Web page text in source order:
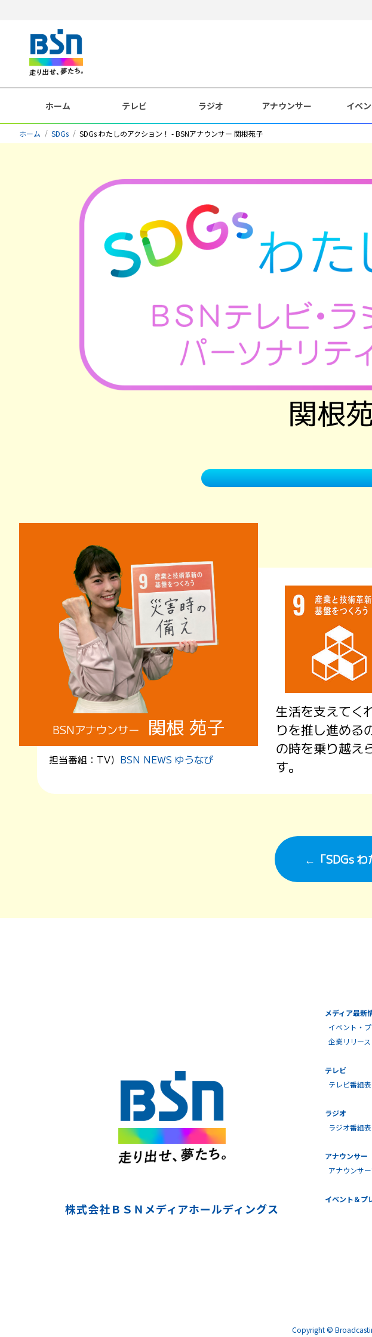
ホーム テレビ ラジオ アナウンサー イベ
ホーム SDGs SDGs わたしのアクション！ - BSNアナウンサー 関根苑子
関根
生活を支えてく
りを推し進める
の時を乗り越え
す。
BSNアナウンサー 関根 苑子
担当番組： TV） BSN NEWS ゆうなび
←「SDGs わ
株式会社ＢＳＮメディアホールディングス
メディア最新
イベント・
企業リリース
テレビ
テレビ番組表
ラジオ
ラジオ番組表
アナウンサー
アナウンサ
イベント＆プ
Copyright ©